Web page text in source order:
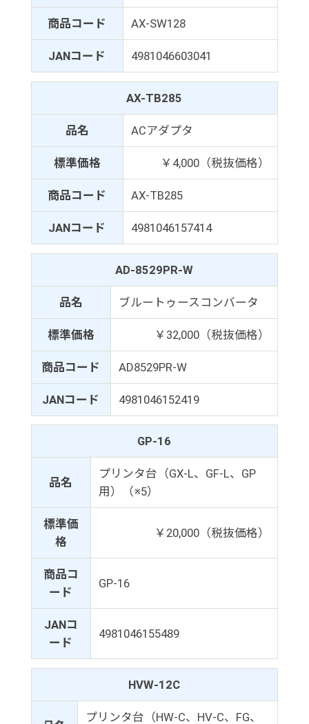
商品コード AX-SW128
JANコード 4981046603041
AX-TB285
品名 ACアダプタ
標準価格 ￥4,000（税抜価格）
商品コード AX-TB285
JANコード 4981046157414
AD-8529PR-W
品名 ブルートゥースコンバータ
標準価格 ￥32,000（税抜価格）
商品コード AD8529PR-W
JANコード 4981046152419
GP-16
品名
プリンタ台（GX-L、GF-L、GP
用）（※5）
標準価
格
￥20,000（税抜価格）
商品コ
ード
GP-16
JANコ
ード
4981046155489
HVW-12C
プリンタ台（HW-C、HV-C、FG、